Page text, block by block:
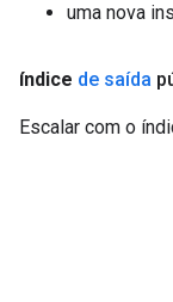
uma nova
índice de saída
Escalar com o